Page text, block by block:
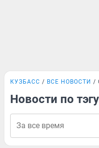
КУЗБАСС ВСЕ НОВОСТИ
Новости по